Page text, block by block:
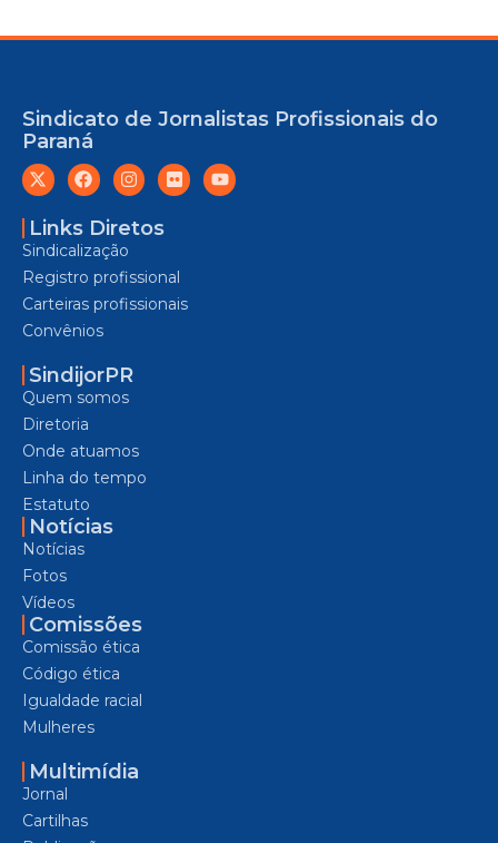
Sindicato de Jornalistas Profissionais do
Paraná
Links Diretos
Sindicalização
Registro profissional
Carteiras profissionais
Convênios
SindijorPR
Quem somos
Diretoria
Onde atuamos
Linha do tempo
Estatuto
Notícias
Notícias
Fotos
Vídeos
Comissões
Comissão ética
Código ética
Igualdade racial
Mulheres
Multimídia
Jornal
Cartilhas